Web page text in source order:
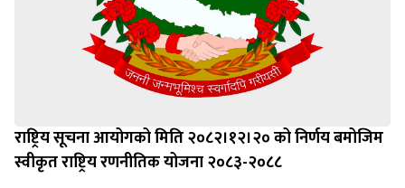
राष्ट्रिय सूचना आयोगको मिति २०८२।१२।२० को निर्णय बमोजिम
स्वीकृत राष्ट्रिय रणनीतिक योजना २०८३-२०८८